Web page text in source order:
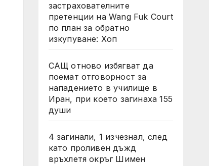
застрахователните
претенции на Wang Fuk Court
по план за обратно
изкупуване: Хоп
САЩ отново избягват да
поемат отговорност за
нападението в училище в
Иран, при което загинаха 155
души
4 загинали, 1 изчезнал, след
като проливен дъжд
връхлетя окръг Шимен